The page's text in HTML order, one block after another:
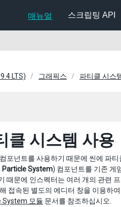
매뉴얼 스크립팅 API
LTS) 그래픽스 파티클 시스
클 시스템 사용
포넌트를 사용하기 때문에 씬에 파
Particle System) 컴포넌트를 기존 게
때문에 인스펙터는 여러 개의 관련
접속된 별도의 에디터 창을 이용하
System 모듈 문서를 참조하십시오.